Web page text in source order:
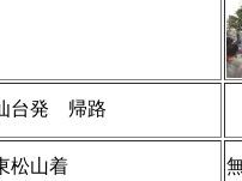
台発 帰路
松山着